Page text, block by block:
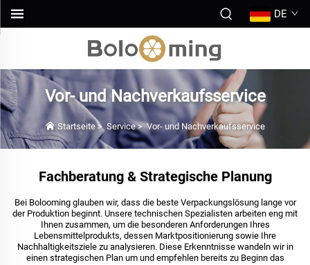
DE
Vor- und Nachverkaufsservice
Startseite> Service>Vor- und Nachverkaufsservice
Fachberatung & Strategische Planung
Bei Bolooming glauben wir, dass die beste Verpackungslösung lange vor
der Produktion beginnt. Unsere technischen Spezialisten arbeiten eng mit
Ihnen zusammen, um die besonderen Anforderungen Ihres
Lebensmittelprodukts, dessen Marktpositionierung sowie Ihre
Nachhaltigkeitsziele zu analysieren. Diese Erkenntnisse wandeln wir in
einen strategischen Plan um und empfehlen bereits zu Beginn das